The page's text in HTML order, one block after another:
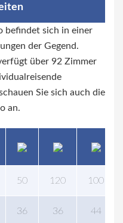
befindet sich in einer
der Gegend.
über 92 Zimmer
Sie sich auch die
an.
50 120 100
36 36 44